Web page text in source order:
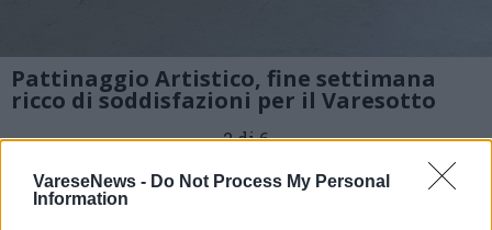
VareseNews - Do Not Process My Personal
Information
Pattinaggio Artistico, fine settimana
ricco di soddisfazioni per il Varesotto
2 di 6
TAG ice emotion
icesport varese